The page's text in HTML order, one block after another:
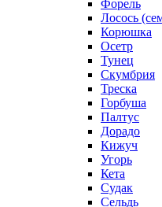
Форель
Лосось
Корюшка
Осетр
Тунец
Скумбрия
Треска
Горбуша
Палтус
Дорадо
Кижуч
Угорь
Кета
Судак
Сельдь